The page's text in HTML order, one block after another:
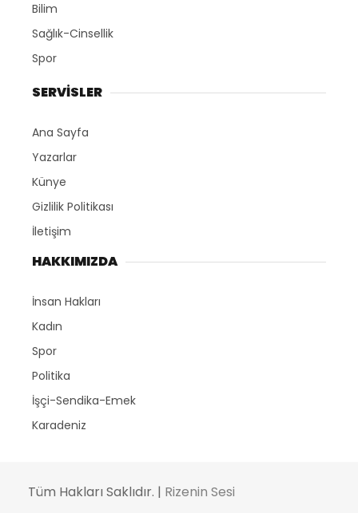
Bilim
Sağlık-Cinsellik
Spor
SERVİSLER
Ana Sayfa
Yazarlar
Künye
Gizlilik Politikası
İletişim
HAKKIMIZDA
İnsan Hakları
Kadın
Spor
Politika
İşçi-Sendika-Emek
Karadeniz
Tüm Hakları Saklıdır. | Rizenin Sesi